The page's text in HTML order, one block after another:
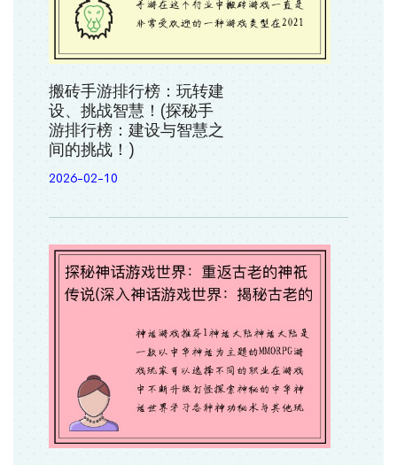
搬砖手游排行榜：玩转建
设、挑战智慧！(探秘手
游排行榜：建设与智慧之
间的挑战！)
2026-02-10